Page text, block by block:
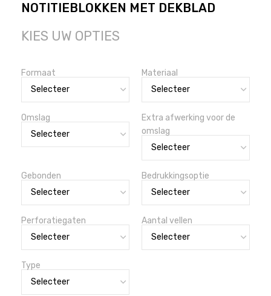
NOTITIEBLOKKEN MET DEKBLAD
KIES UW OPTIES
Formaat Materiaal
Omslag
Extra afwerking voor de
omslag
Gebonden Bedrukkingsoptie
Perforatiegaten Aantal vellen
Type